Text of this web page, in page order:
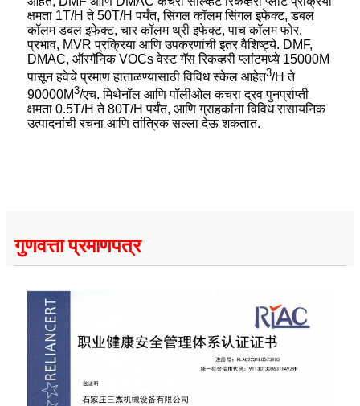
क्षमता 1T/H ते 50T/H पर्यंत, सिंगल कॉलम सिंगल इफेक्ट, डबल
कॉलम डबल इफेक्ट, चार कॉलम थ्री इफेक्ट, पाच कॉलम फोर.
प्रभाव, MVR प्रक्रिया आणि उपकरणांची इतर वैशिष्ट्ये. DMF,
DMAC, ऑरगॅनिक VOCs वेस्ट गॅस रिकव्हरी प्लांटमध्ये 15000M
पासून हवेचे प्रमाण हाताळण्यासाठी विविध स्केल आहेत3/H ते
90000M3/एच. मिथेनॉल आणि पॉलीओल कचरा द्रव पुनर्प्राप्ती
क्षमता 0.5T/H ते 80T/H पर्यंत, आणि ग्राहकांना विविध रासायनिक
उत्पादनांची रचना आणि तांत्रिक सल्ला देऊ शकतात.
गुणवत्ता प्रमाणपत्र